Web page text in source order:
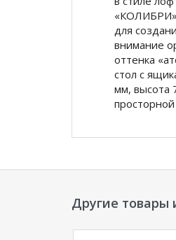
для
внимание
оттенка
стол с
мм, высота
Другие товары